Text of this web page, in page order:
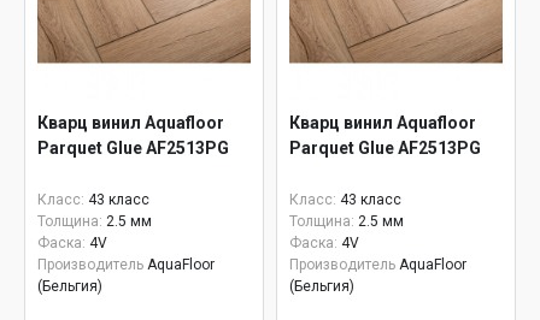
Кварц винил Aquafloor
Parquet Glue AF2513PG
Класс: 43 класс
Толщина: 2.5 мм
Фаска: 4V
Производитель AquaFloor
(Бельгия)
Кварц винил Aquafloor
Parquet Glue AF2513PG
Класс: 43 класс
Толщина: 2.5 мм
Фаска: 4V
Производитель AquaFloor
(Бельгия)